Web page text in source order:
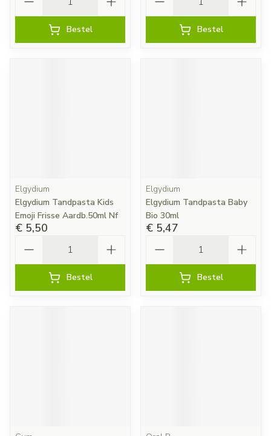
Bestel Bestel
Elgydium
Elgydium Tandpasta Kids
Emoji Frisse Aardb.50ml Nf
€ 5,50
Bestel
Elgydium
Elgydium Tandpasta Baby
Bio 30ml
€ 5,47
Bestel